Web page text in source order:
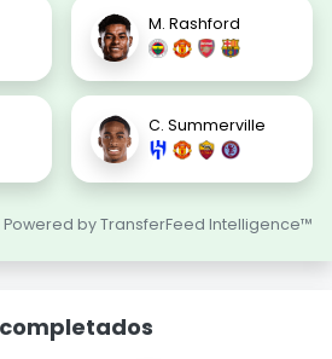
M. Rashford
C. Summerville
Powered by TransferFeed Intelligence™